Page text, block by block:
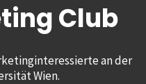
Club
an der
Wien.